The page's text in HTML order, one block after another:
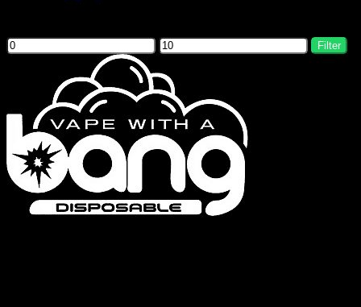
Filter